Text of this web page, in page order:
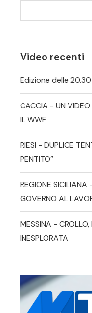
Video recenti
Edizione delle
CACCIA - UN VIDEO
IL WWF
RIESI - DUPLICE
PENTITO”
REGIONE SICILIANA
GOVERNO AL
MESSINA - CROLLO,
INESPLORATA